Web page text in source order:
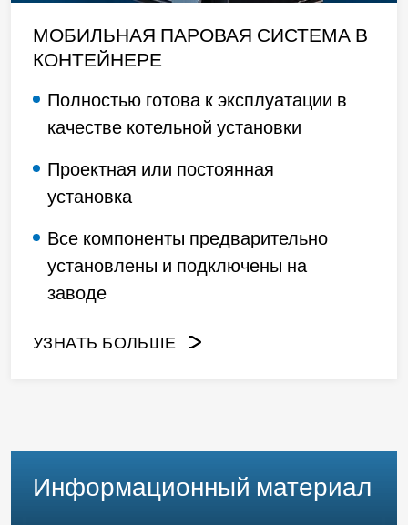
МОБИЛЬНАЯ ПАРОВАЯ СИСТЕМА В
КОНТЕЙНЕРЕ
Полностью готова к эксплуатации в
качестве котельной установки
Проектная или постоянная
установка
Все компоненты предварительно
установлены и подключены на
заводе
УЗНАТЬ БОЛЬШЕ
Информационный материал